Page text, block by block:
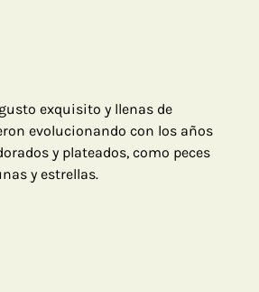
exquisito y llenas de
evolucionando con los años
y plateados, como peces
y estrellas.